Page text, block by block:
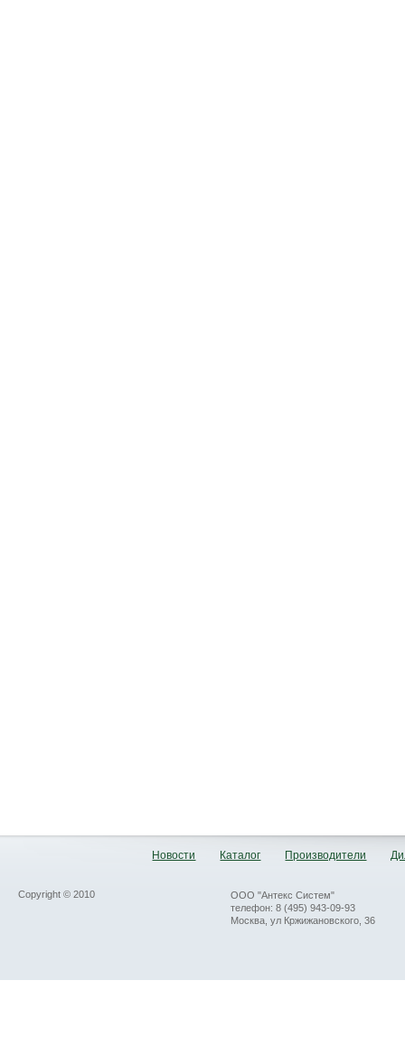
Новости Каталог Производители
Copyright © 2010
ООО "Антекс Систем"
телефон: 8 (495) 943-09-93
Москва, ул Кржижановского, 36